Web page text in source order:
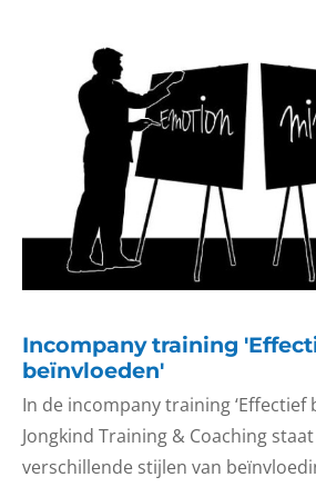
Incompany training
beïnvloeden'
In de incompany training ‘Effectief
Jongkind Training & Coaching
verschillende stijlen van